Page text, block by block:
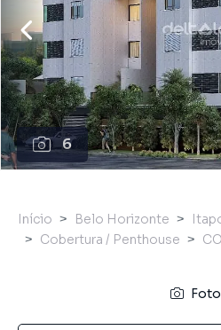
6
Início Belo Horizonte
Cobertura / Penthouse